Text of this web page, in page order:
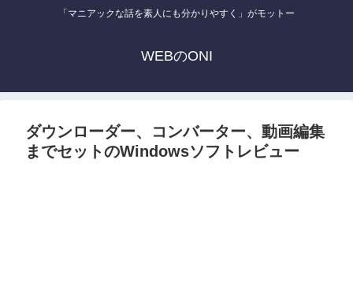
「マニアックな話を素人にも分かりやすく」がモットー
WEBのONI
ダウンローダー、コンバーター、動画編集
までセットのWindowsソフトレビュー